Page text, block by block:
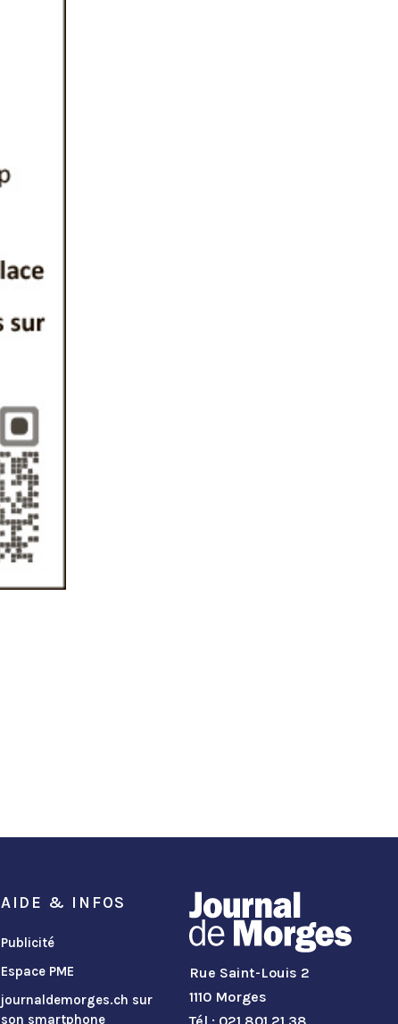
AIDE & INFOS
Publicité
Espace PME
journaldemorges.ch sur
son smartphone
Rue Saint-Louis 2
1110 Morges